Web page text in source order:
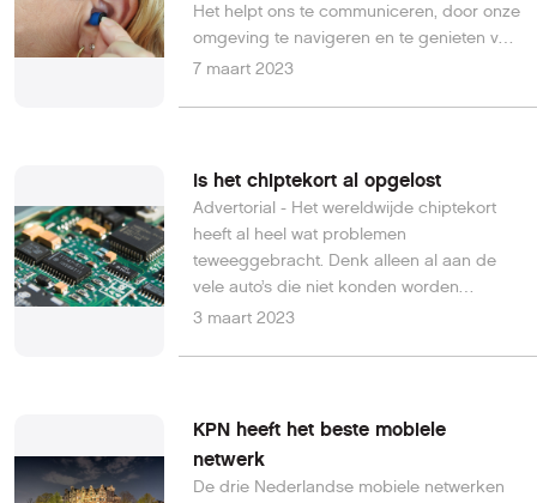
Het helpt ons te communiceren, door onze
omgeving te navigeren en te genieten van
de geluiden van muziek en de natuur.
gehoorbeschadiging, die permanent en
onomkeerbaar kan zijn. Hier zijn enkele
tips om gehoorschade te voorkomen.
Vermoed jij dat jij last hebt van
gehoorschade? Doe dan een hoortest bij
7 maart 2023
Is het chiptekort al opgelost
Advertorial - Het wereldwijde chiptekort
heeft al heel wat problemen
teweeggebracht. Denk alleen al aan de
vele auto’s die niet konden worden
geproduceerd, de spelcomputers die
chiptekort ervoor gezorgd dat er een
vraagt je vast af of er al een einde zit te
komen aan de het chiptekort. Hieronder
3 maart 2023
KPN heeft het beste mobiele
netwerk
De drie Nederlandse mobiele netwerken